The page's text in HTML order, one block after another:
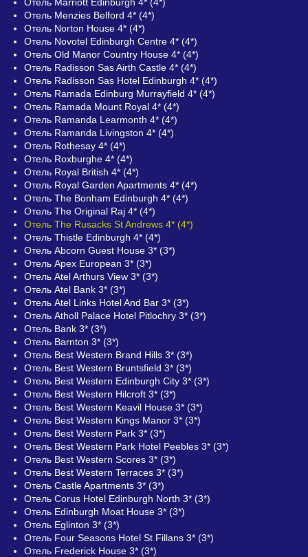
Отель Menzies Belford 4* (4*)
Отель Norton House 4* (4*)
Отель Novotel Edinburgh Centre 4* (4*)
Отель Old Manor Country House 4* (4*)
Отель Radisson Sas Airth Castle 4* (4*)
Отель Radisson Sas Hotel Edinburgh 4* (4*)
Отель Ramada Edinburg Murrayfield 4* (4*)
Отель Ramada Mount Royal 4* (4*)
Отель Ramanda Learmonth 4* (4*)
Отель Ramanda Livingston 4* (4*)
Отель Rothesay 4* (4*)
Отель Roxburghe 4* (4*)
Отель Royal British 4* (4*)
Отель Royal Garden Apartments 4* (4*)
Отель The Bonham Edinburgh 4* (4*)
Отель The Original Raj 4* (4*)
Отель The Rusacks St Andrews 4* (4*)
Отель Thistle Edinburgh 4* (4*)
Отель Abcorn Guest House 3* (3*)
Отель Apex European 3* (3*)
Отель Atel Arthurs View 3* (3*)
Отель Atel Bank 3* (3*)
Отель Atel Links Hotel And Bar 3* (3*)
Отель Atholl Palace Hotel Pitlochry 3* (3*)
Отель Bank 3* (3*)
Отель Barnton 3* (3*)
Отель Best Western Brand Hills 3* (3*)
Отель Best Western Bruntsfield 3* (3*)
Отель Best Western Edinburgh City 3* (3*)
Отель Best Western Hilcroft 3* (3*)
Отель Best Western Keavil House 3* (3*)
Отель Best Western Kings Manor 3* (3*)
Отель Best Western Park 3* (3*)
Отель Best Western Park Hotel Peebles 3* (3*)
Отель Best Western Scores 3* (3*)
Отель Best Western Terraces 3* (3*)
Отель Castle Apartments 3* (3*)
Отель Corus Hotel Edinburgh North 3* (3*)
Отель Edinburgh Moat House 3* (3*)
Отель Eglinton 3* (3*)
Отель Four Seasons Hotel St Fillans 3* (3*)
Отель Frederick House 3* (3*)